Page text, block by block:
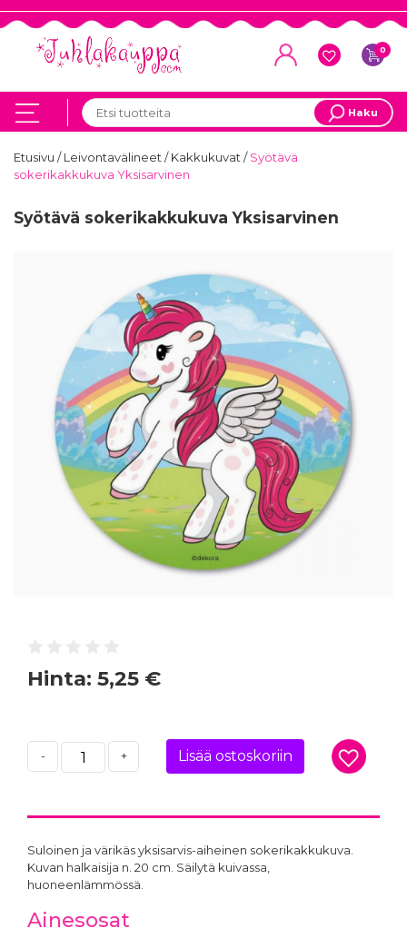
0
Haku
Etusivu /Leivontavälineet/Kakkukuvat/Syötävä
sokerikakkukuva Yksisarvinen
Syötävä sokerikakkukuva Yksisarvinen
Hinta: 5,25 €
- + Lisää ostoskoriin
Suloinen ja värikäs yksisarvis-aiheinen sokerikakkukuva.
Kuvan halkaisija n. 20 cm. Säilytä kuivassa,
huoneenlämmössä.
Ainesosat